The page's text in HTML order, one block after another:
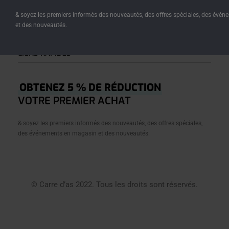
représente.
LIENS RAPIDES
Accueil
Â Propos
Créations
OBTENEZ 5 % DE RÉDUCTION
VOTRE PREMIER ACHAT
& soyez les premiers informés des nouveautés, des offres spéciales,
des événements en magasin et des nouveautés.
© Carre d’as 2022. Tous les droits sont réservés.
& soyez les premiers informés des nouveautés, des offres spéciales, des
et des nouveautés.